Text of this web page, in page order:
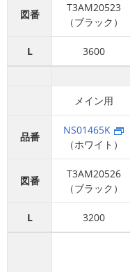
図番
T3AM20523
（ブラック）
L 3600
メイン用
品番
NS01465K
（ホワイト）
図番
T3AM20526
（ブラック）
L 3200